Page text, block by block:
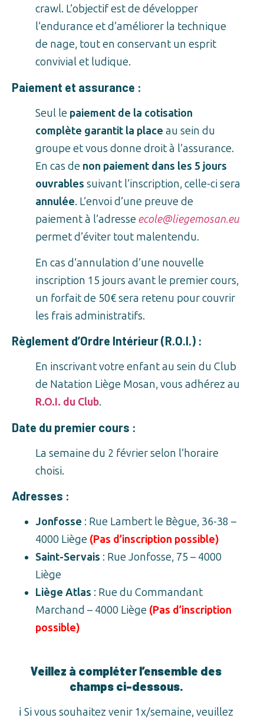
crawl. L’objectif est de développer
l’endurance et d’améliorer la technique
de nage, tout en conservant un esprit
convivial et ludique.
Paiement et assurance :
Seul le paiement de la cotisation
complète garantit la place au sein du
groupe et vous donne droit à l’assurance.
En cas de non paiement dans les 5 jours
ouvrables suivant l’inscription, celle-ci sera
annulée. L’envoi d’une preuve de
paiement à l’adresse ecole@liegemosan.eu
permet d’éviter tout malentendu.
En cas d’annulation d’une nouvelle
inscription 15 jours avant le premier cours,
un forfait de 50€ sera retenu pour couvrir
les frais administratifs.
Règlement d’Ordre Intérieur (R.O.I.) :
En inscrivant votre enfant au sein du Club
de Natation Liège Mosan, vous adhérez au
R.O.I. du Club.
Date du premier cours :
La semaine du 2 février selon l’horaire
choisi.
Adresses :
Jonfosse : Rue Lambert le Bègue, 36-38 –
4000 Liège (Pas d’inscription possible)
Saint-Servais : Rue Jonfosse, 75 – 4000
Liège
Liège Atlas : Rue du Commandant
Marchand – 4000 Liège (Pas d’inscription
possible)
Veillez à compléter l’ensemble des
champs ci-dessous.
ℹ️ Si vous souhaitez venir 1x/semaine, veuillez